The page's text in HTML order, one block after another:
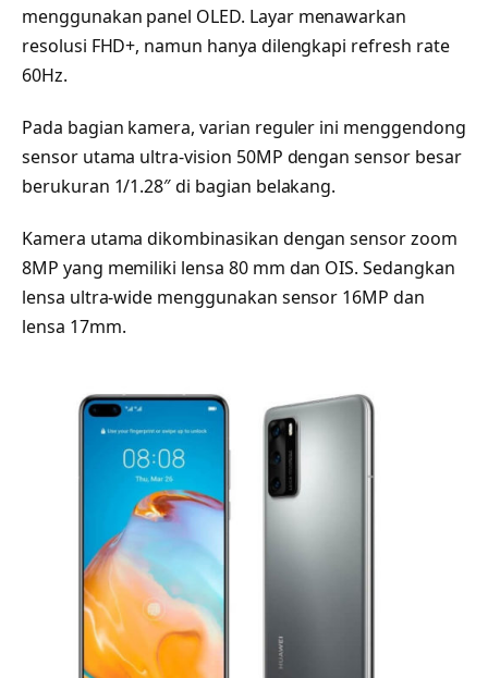
menggunakan panel OLED. Layar menawarkan
resolusi FHD+, namun hanya dilengkapi refresh rate
60Hz.
Pada bagian kamera, varian reguler ini menggendong
sensor utama ultra-vision 50MP dengan sensor besar
berukuran 1/1.28″ di bagian belakang.
Kamera utama dikombinasikan dengan sensor zoom
8MP yang memiliki lensa 80 mm dan OIS. Sedangkan
lensa ultra-wide menggunakan sensor 16MP dan
lensa 17mm.